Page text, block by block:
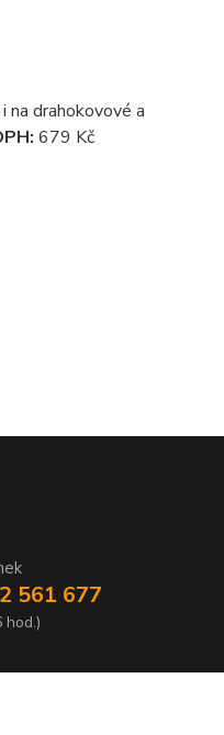
na drahokovové a
679 Kč
561 677
hod.)